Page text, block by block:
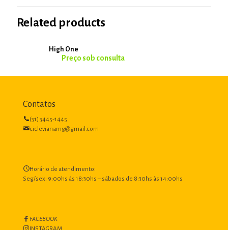
Related products
High One
Contatos
(31) 3445-1445
ciclevianamg@gmail.com
Horário de atendimento:
Seg/sex: 9:00hs às 18:30hs – sábados de 8:30hs às 14:00hs
FACEBOOK